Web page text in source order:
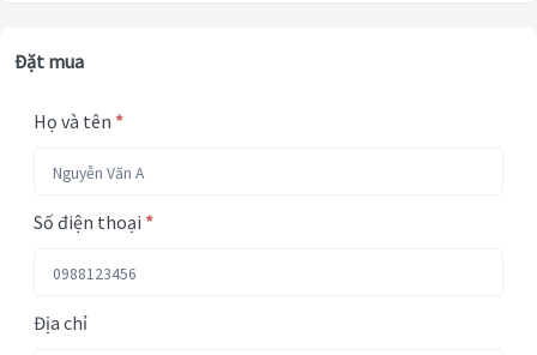
Đặt mua
Họ và tên *
Số điện thoại *
Địa chỉ